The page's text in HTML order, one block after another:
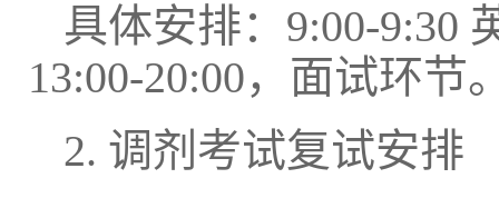
具体安排： 9:00-9:30
13:00-20:00，面试环节
2. 调剂考试复试安排